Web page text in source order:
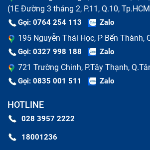
(1E Đường 3 tháng 2, P.11, Q.10,
Gọi: 0764 254 113 Zalo
195 Nguyễn Thái Học, P Bến Thành,
Gọi: 0327 998 188 Zalo
721 Trường Chinh, P.Tây Thạnh,
Gọi: 0835 001 511 Zalo
HOTLINE
028 3957 2222
18001236